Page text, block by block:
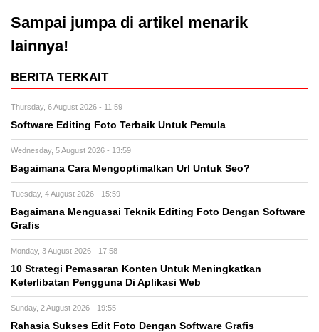
Sampai jumpa di artikel menarik
lainnya!
BERITA TERKAIT
Thursday, 6 August 2026 - 11:59
Software Editing Foto Terbaik Untuk Pemula
Wednesday, 5 August 2026 - 13:59
Bagaimana Cara Mengoptimalkan Url Untuk Seo?
Tuesday, 4 August 2026 - 15:59
Bagaimana Menguasai Teknik Editing Foto Dengan Software
Grafis
Monday, 3 August 2026 - 17:58
10 Strategi Pemasaran Konten Untuk Meningkatkan
Keterlibatan Pengguna Di Aplikasi Web
Sunday, 2 August 2026 - 19:55
Rahasia Sukses Edit Foto Dengan Software Grafis